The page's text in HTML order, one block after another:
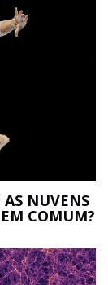
AS NUVENS
COMUM?